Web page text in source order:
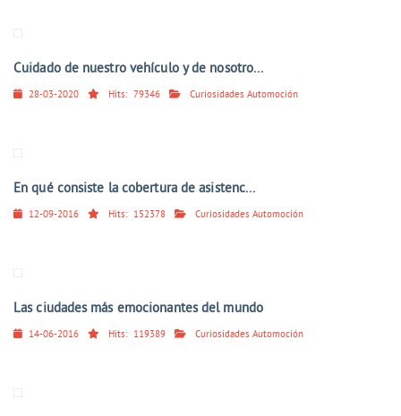
Cuidado de nuestro vehículo y de nosotro...
28-03-2020 Hits: 79346 Curiosidades Automoción
En qué consiste la cobertura de asistenc...
12-09-2016 Hits: 152378 Curiosidades Automoción
Las ciudades más emocionantes del mundo
14-06-2016 Hits: 119389 Curiosidades Automoción